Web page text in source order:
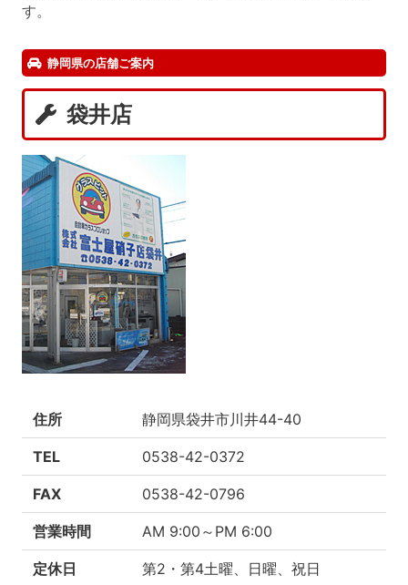
す。
静岡県の店舗ご案内
袋井店
住所 静岡県袋井市川井44-40
TEL 0538-42-0372
FAX 0538-42-0796
営業時間 AM 9:00～PM 6:00
定休日 第2・第4土曜、日曜、祝日